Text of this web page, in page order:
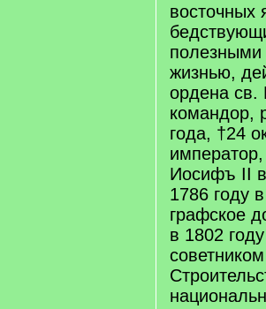
восточных
полезными
жизнью,
ордена св.
командор,
года, †24
Иосифъ II
1786 году
графское
в 1802